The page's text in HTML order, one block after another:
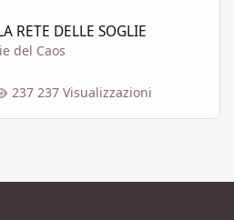
RETE DELLE SOGLIE
del Caos
237 Visualizzazioni